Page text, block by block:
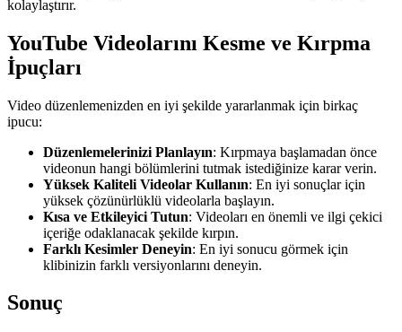
kolaylaştırır.
YouTube Videolarını Kesme ve Kırpma
İpuçları
Video düzenlemenizden en iyi şekilde yararlanmak için birkaç
ipucu:
Düzenlemelerinizi Planlayın: Kırpmaya başlamadan önce
videonun hangi bölümlerini tutmak istediğinize karar verin.
Yüksek Kaliteli Videolar Kullanın: En iyi sonuçlar için
yüksek çözünürlüklü videolarla başlayın.
Kısa ve Etkileyici Tutun: Videoları en önemli ve ilgi çekici
içeriğe odaklanacak şekilde kırpın.
Farklı Kesimler Deneyin: En iyi sonucu görmek için
klibinizin farklı versiyonlarını deneyin.
Sonuç